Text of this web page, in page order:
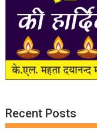
Recent Posts